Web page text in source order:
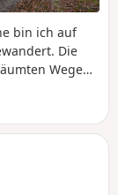
bin ich auf
Die
Wege
das Rascheln
leicht
ein